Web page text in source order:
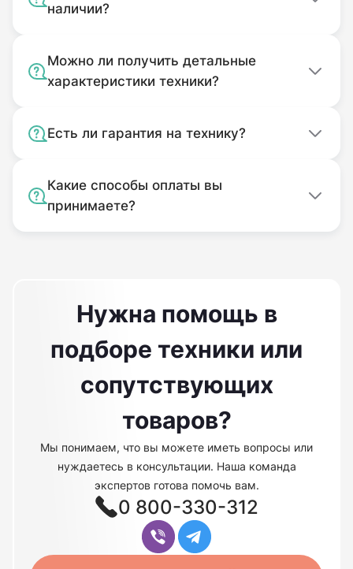
наличии?
Можно ли получить детальные
характеристики техники?
Есть ли гарантия на технику?
Какие способы оплаты вы
принимаете?
Нужна помощь в
подборе техники или
сопутствующих
товаров?
Мы понимаем, что вы можете иметь вопросы или
нуждаетесь в консультации. Наша команда
экспертов готова помочь вам.
0 800-330-312